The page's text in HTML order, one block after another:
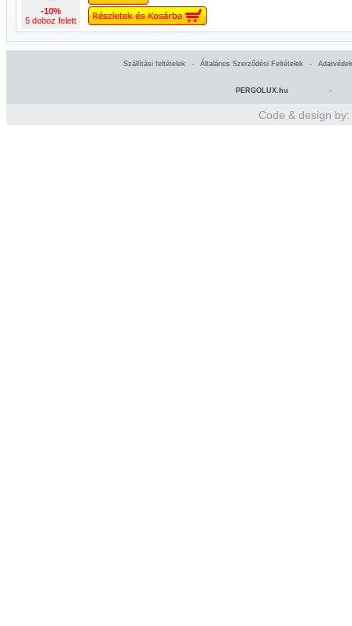
-10%
5 doboz felett
Szállítási feltételek - Általános Szerződési Feltételek -
PERGOLUX.hu -
Code & design by: